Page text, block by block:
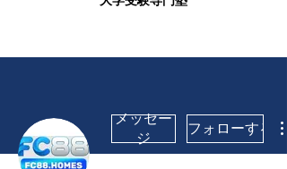
メッセー
ジ
フォローする